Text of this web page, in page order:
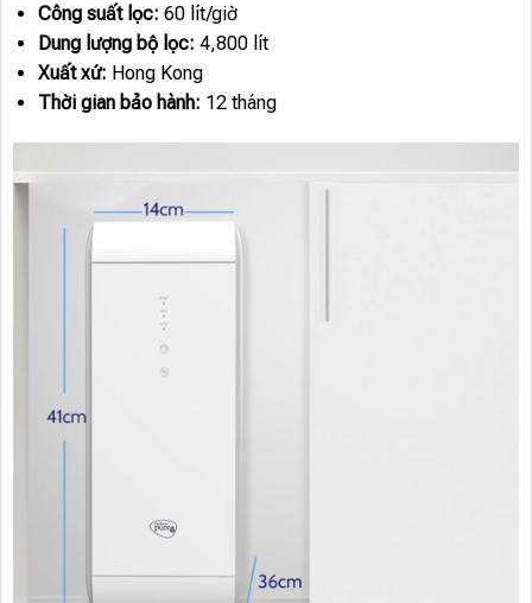
Công suất lọc: 60 lít/giờ
Dung lượng bộ lọc: 4,800 lít
Xuất xứ: Hong Kong
Thời gian bảo hành: 12 tháng